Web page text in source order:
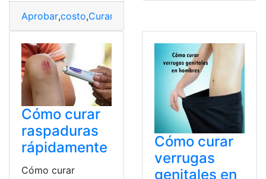
Aprobar,costo,Curar
Cómo curar
raspaduras
rápidamente
Cómo curar
Cómo curar
verrugas
genitales en